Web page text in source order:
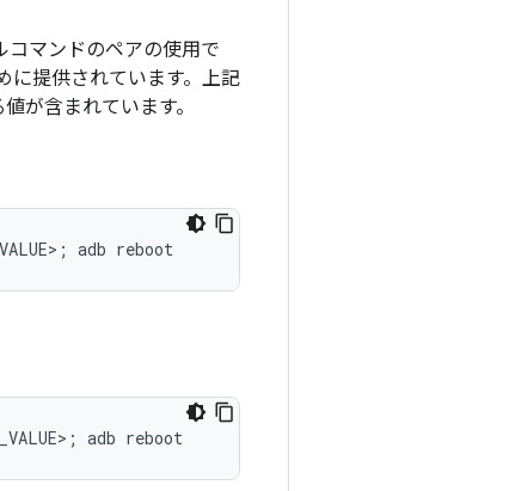
コマンドのペアの使用で
に提供されています。上記
が含まれています。